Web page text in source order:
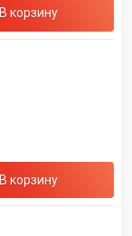
В корзину
В корзину